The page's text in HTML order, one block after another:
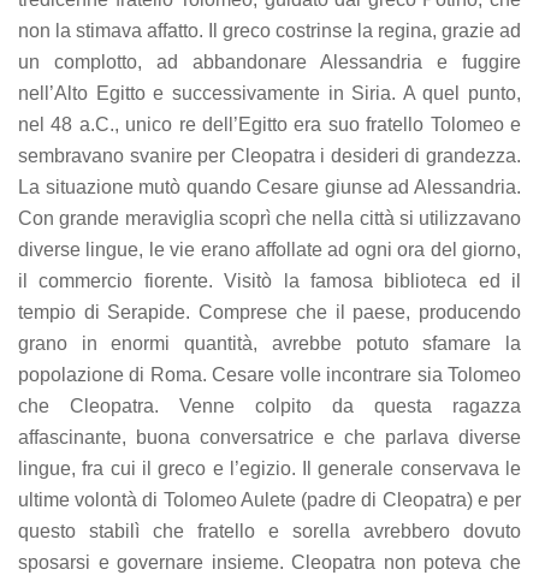
non la stimava affatto. Il greco costrinse la regina, grazie ad
un complotto, ad abbandonare Alessandria e fuggire
nell’Alto Egitto e successivamente in Siria. A quel punto,
nel 48 a.C., unico re dell’Egitto era suo fratello Tolomeo e
sembravano svanire per Cleopatra i desideri di grandezza.
La situazione mutò quando Cesare giunse ad Alessandria.
Con grande meraviglia scoprì che nella città si utilizzavano
diverse lingue, le vie erano affollate ad ogni ora del giorno,
il commercio fiorente. Visitò la famosa biblioteca ed il
tempio di Serapide. Comprese che il paese, producendo
grano in enormi quantità, avrebbe potuto sfamare la
popolazione di Roma. Cesare volle incontrare sia Tolomeo
che Cleopatra. Venne colpito da questa ragazza
affascinante, buona conversatrice e che parlava diverse
lingue, fra cui il greco e l’egizio. Il generale conservava le
ultime volontà di Tolomeo Aulete (padre di Cleopatra) e per
questo stabilì che fratello e sorella avrebbero dovuto
sposarsi e governare insieme. Cleopatra non poteva che